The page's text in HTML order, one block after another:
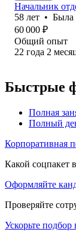
Начальник
58 лет • Была
60 000 ₽
Общий опыт
22 года 2
Быстрые
Полная
Полный
Корпоративная
Какой соцпакет
Оформляйте
Проверяйте
Ускорьте подбор